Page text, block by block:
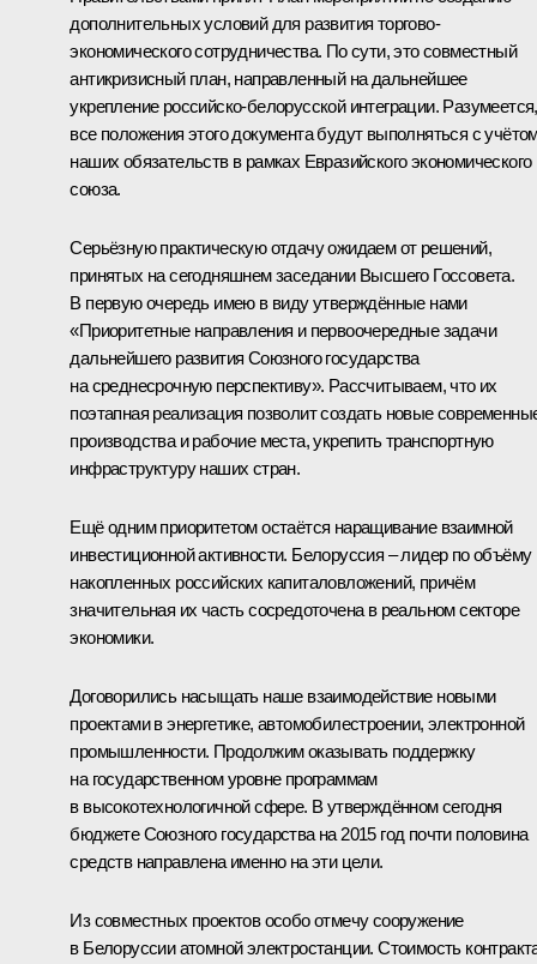
дополнительных условий для развития торгово-
экономического сотрудничества. По сути, это совместный
антикризисный план, направленный на дальнейшее
укрепление российско-белорусской интеграции. Разумеется,
все положения этого документа будут выполняться с
наших обязательств в рамках Евразийского экономического
союза.
Серьёзную практическую отдачу ожидаем от решений,
принятых на сегодняшнем заседании Высшего Госсовета.
В первую очередь имею в виду утверждённые нами
«Приоритетные направления и первоочередные задачи
дальнейшего развития Союзного государства
на среднесрочную перспективу». Рассчитываем, что их
поэтапная реализация позволит создать новые
производства и рабочие места, укрепить транспортную
инфраструктуру наших стран.
Ещё одним приоритетом остаётся наращивание взаимной
инвестиционной активности. Белоруссия – лидер по объёму
накопленных российских капиталовложений, причём
значительная их часть сосредоточена в реальном секторе
экономики.
Договорились насыщать наше взаимодействие новыми
проектами в энергетике, автомобилестроении, электронной
промышленности. Продолжим оказывать поддержку
на государственном уровне программам
в высокотехнологичной сфере. В утверждённом сегодня
бюджете Союзного государства на 2015 год почти половина
средств направлена именно на эти цели.
Из совместных проектов особо отмечу сооружение
в Белоруссии атомной электростанции. Стоимость